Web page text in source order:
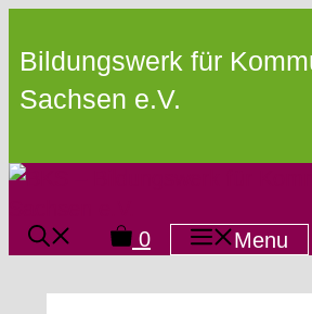
Inhalt
springen
Bildungswerk für
Sachsen e.V.
0 Menu